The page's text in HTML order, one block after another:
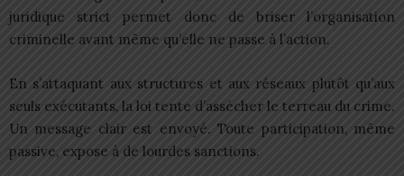
juridique strict permet donc de briser l’organisation
criminelle avant même qu’elle ne passe à l’action.
En s’attaquant aux structures et aux réseaux plutôt qu’aux
seuls exécutants, la loi tente d’assécher le terreau du crime.
Un message clair est envoyé. Toute participation, même
passive, expose à de lourdes sanctions.